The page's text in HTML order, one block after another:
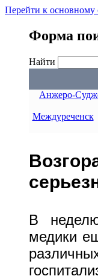
Перейти к
Форма
Найти
Анжеро-
Междуреченск
В
медики